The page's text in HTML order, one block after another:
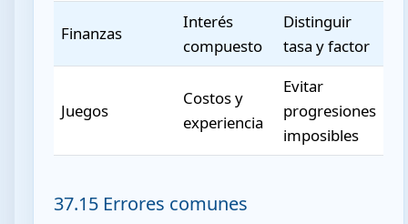
Finanzas
Interés
compuesto
Distinguir
tasa y factor
Juegos
Costos y
experiencia
Evitar
progresiones
imposibles
37.15 Errores comunes